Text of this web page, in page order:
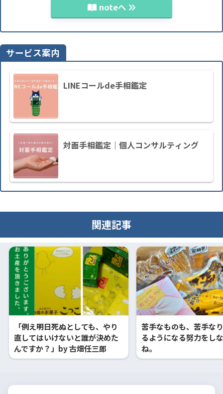
noteへ
サービス案内
LINEコールde手相鑑定
対面手相鑑定｜個人コンサルティング
関連記事
「例え明日死ぬとしても、やり
直してはいけないと誰が決めた
んですか？」by 古畑任三郎
苦手なものも、苦手な
るようになる努力をし
ね。